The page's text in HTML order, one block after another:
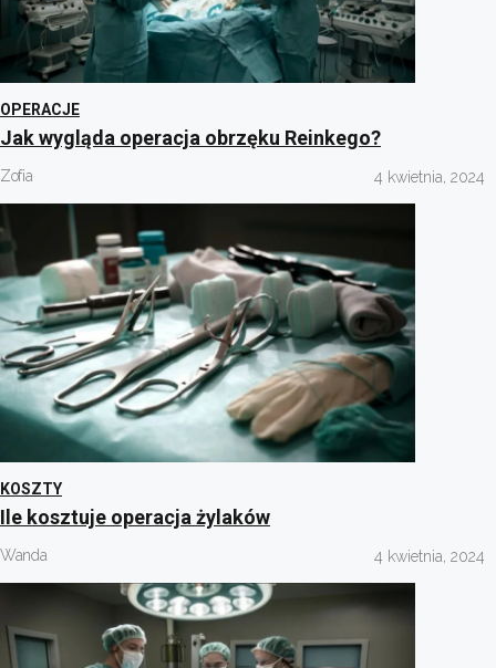
OPERACJE
Jak wygląda operacja obrzęku Reinkego?
Zofia 4 kwietnia, 2024
KOSZTY
Ile kosztuje operacja żylaków
Wanda 4 kwietnia, 2024